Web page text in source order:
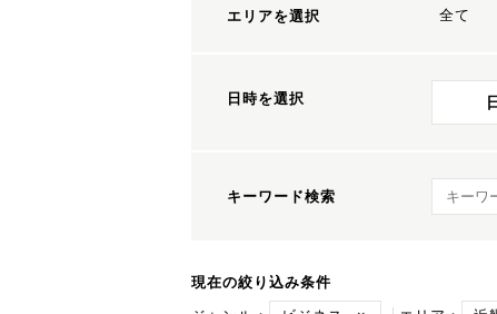
エリアを選択 全て
日時を選択
キーワード検索 キーワ
現在の絞り込み条件